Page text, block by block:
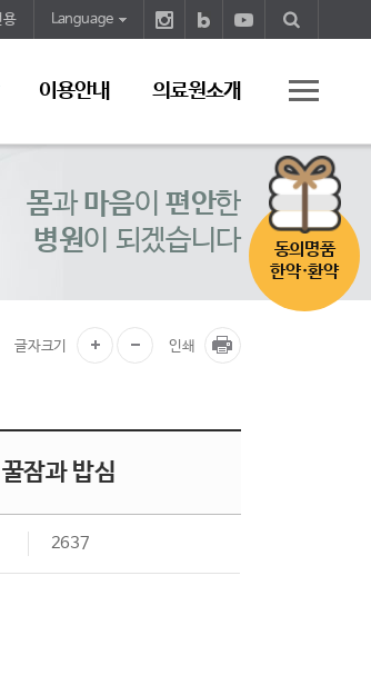
용 Language
이용안내 의료원소개
동의명품
한약·환약
몸과 마음이 편안한
병원이 되겠습니다
글자크기 인쇄
잠과 밥심
2637